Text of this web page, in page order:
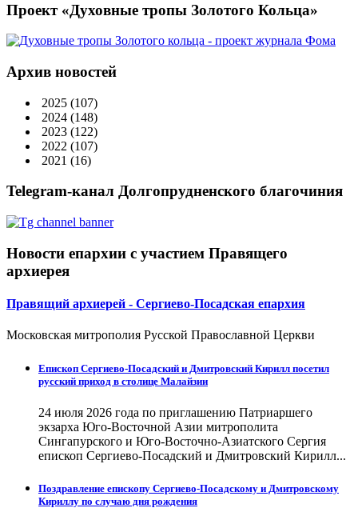
Проект «Духовные тропы Золотого Кольца»
Архив новостей
2025 (107)
2024 (148)
2023 (122)
2022 (107)
2021 (16)
Telegram-канал Долгопрудненского благочиния
Новости епархии с участием Правящего
архиерея
Правящий архиерей - Сергиево-Посадская епархия
Московская митрополия Русской Православной Церкви
Епископ Сергиево-Посадский и Дмитровский Кирилл посетил
русский приход в столице Малайзии
24 июля 2026 года по приглашению Патриаршего
экзарха Юго-Восточной Азии митрополита
Сингапурского и Юго-Восточно-Азиатского Сергия
епископ Сергиево-Посадский и Дмитровский Кирилл...
Поздравление епископу Сергиево-Посадскому и Дмитровскому
Кириллу по случаю дня рождения